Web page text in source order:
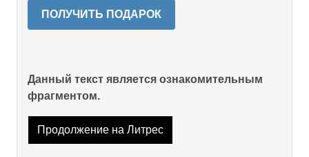
ПОЛУЧИТЬ ПОДАРОК
Данный текст является ознакомительным
фрагментом.
Продолжение на Литрес